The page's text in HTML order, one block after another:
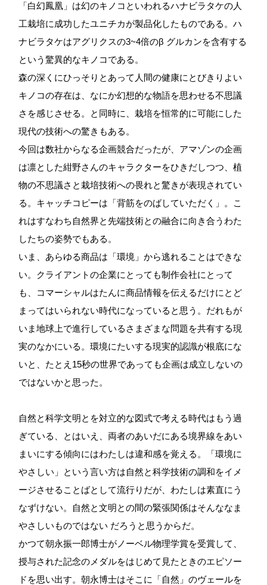
「白幻鳳凰」は幻のキノコといわれるハナビラタケの人
工栽培に成功したユニチカが製品化したものである。ハ
ナビラタケはアグリクスの3~4倍のβ グルカンを含有する
という驚異的なキノコである。
森の深くにひっそりとあって人間の健康にとびきりよい
キノコの存在は、なにか幻想的な物語を思わせる不思議
さを感じさせる。と同時に、栽培を恒常的に可能にした
現代の技術への驚きもある。
今回は数社からなる企画競合だったが、アマゾンの企画
は凛とした紺野さんのキャラクターをひきだしつつ、植
物の不思議さと栽培技術への畏れと驚きが表現されてい
る。キャッチコピーは「背筋をのばしていただく」。こ
れはすなわち自然界と先端技術との融合に向き合うわた
したちの姿勢でもある。
いま、あらゆる商品は「環境」から逃れることはできな
い。クライアントの企業にとっても制作会社にとって
も、コマーシャルはたんに商品情報を伝えるだけにとど
まってはいられない時代になっていると思う。だれもが
いま地球上で進行しているさまざまな問題を共有する現
実のなかにいる。環境にたいする現実的認識が根底にな
いと、たとえ15秒の世界であっても企画は成立しないの
ではないかと思った。
自然と科学文明とを対立的な図式で考える時代はもう過
ぎている、とはいえ、両者のあいだにある境界線をあい
まいにする傾向にはわたしは違和感を覚える。「環境に
やさしい」という言い方は自然と科学技術の調和をイメ
ージさせることばとして流行りだが、わたしは素直にう
なずけない。自然と文明との間の緊張関係はそんななま
やさしいものではない だろうと思うからだ。
かつて朝永振一郎博士がノーベル物理学賞を受賞して、
授与された記念のメダルをはじめて見たときのエピソー
ドを思い出す。朝永博士はそこに「自然」のヴェールを